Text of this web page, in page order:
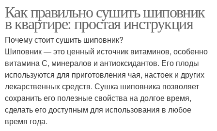
Как правильно сушить шиповник
в квартире: простая инструкция
Почему стоит сушить шиповник?
Шиповник — это ценный источник витаминов, особенно
витамина С, минералов и антиоксидантов. Его плоды
используются для приготовления чая, настоек и других
лекарственных средств. Сушка шиповника позволяет
сохранить его полезные свойства на долгое время,
сделать его доступным для использования в любое
время года.